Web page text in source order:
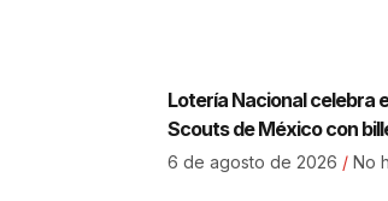
Lotería Nacional celebra
Scouts de México con
6 de agosto de 2026 No